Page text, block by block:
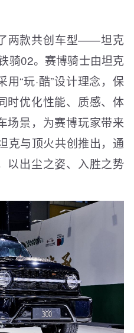
两款共创车型——坦克
骑02。赛博骑士由坦克
“玩·酷”设计理念，保
时优化性能、质感、体
场景，为赛博玩家带来
克与顶火共创推出，通
以出尘之姿、入胜之势